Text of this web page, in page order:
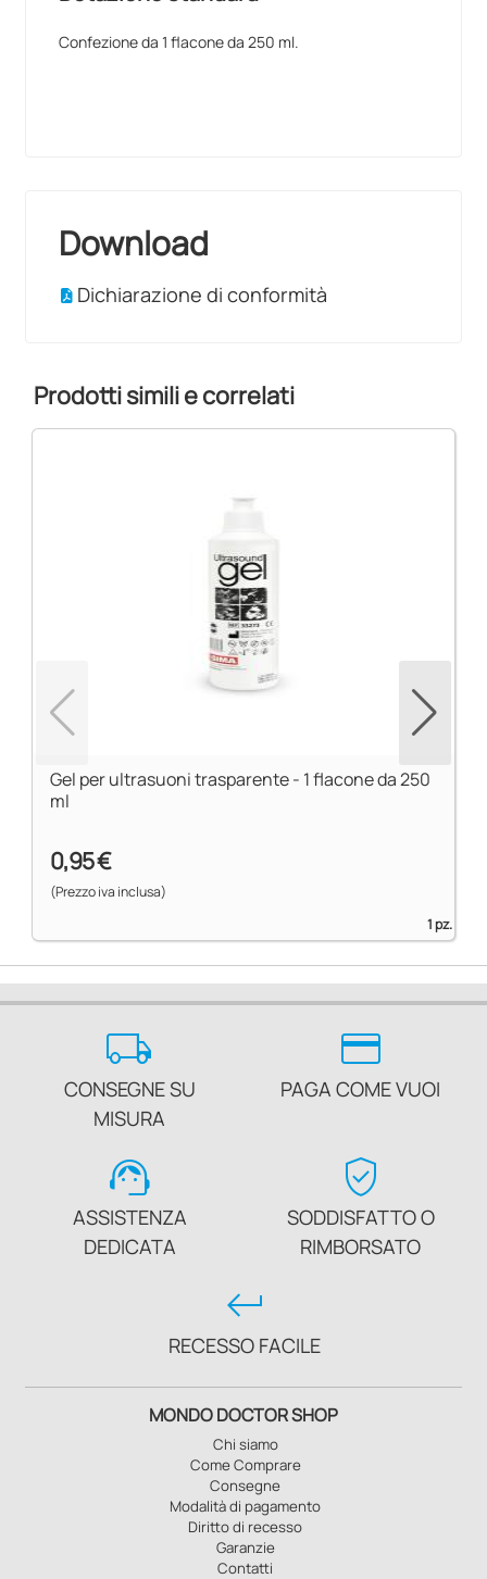
Confezione da 1 flacone da 250 ml.
Download
Dichiarazione di conformità
Prodotti simili e correlati
Gel per ultrasuoni trasparente - 1 flacone da 250
ml
0,95 €
(Prezzo iva inclusa)
1 pz.
local_shipping
CONSEGNE SU
MISURA
credit_card
PAGA COME VUOI
support_agent
ASSISTENZA
DEDICATA
verified_user
SODDISFATTO O
RIMBORSATO
keyboard_return
RECESSO FACILE
MONDO DOCTOR SHOP
Chi siamo
Come Comprare
Consegne
Modalità di pagamento
Diritto di recesso
Garanzie
Contatti